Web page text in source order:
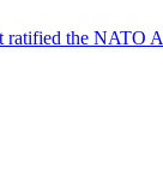
ratified the NATO